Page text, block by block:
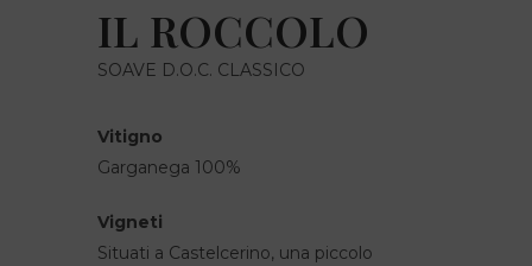
IL ROCCOLO
SOAVE D.O.C. CLASSICO
Vitigno
Garganega 100%
Vigneti
Situati a Castelcerino, una piccolo